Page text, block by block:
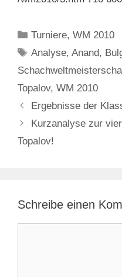
Kategorien
Turniere,WM 2010
Schlagwörter
Analyse,Anand,
Topalov, WM 2010
Ergebnisse der
Kurzanalyse zur
Topalov!
Schreibe einen